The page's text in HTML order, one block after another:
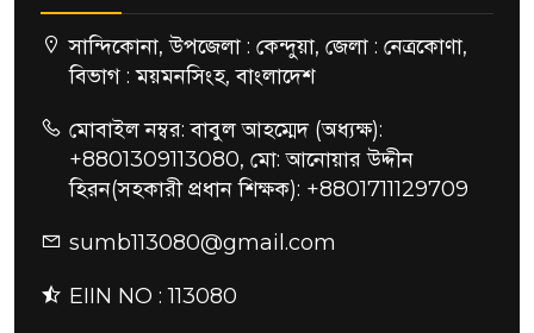
সান্দিকোনা, উপজেলা : কেন্দুয়া, জেলা : নেত্রকোণা,
বিভাগ : ময়মনসিংহ, বাংলাদেশ
মোবাইল নম্বর: বাবুল আহম্মেদ (অধ্যক্ষ):
+8801309113080, মো: আনোয়ার উদ্দীন
হিরন(সহকারী প্রধান শিক্ষক): +8801711129709
sumb113080@gmail.com
EIIN NO : 113080